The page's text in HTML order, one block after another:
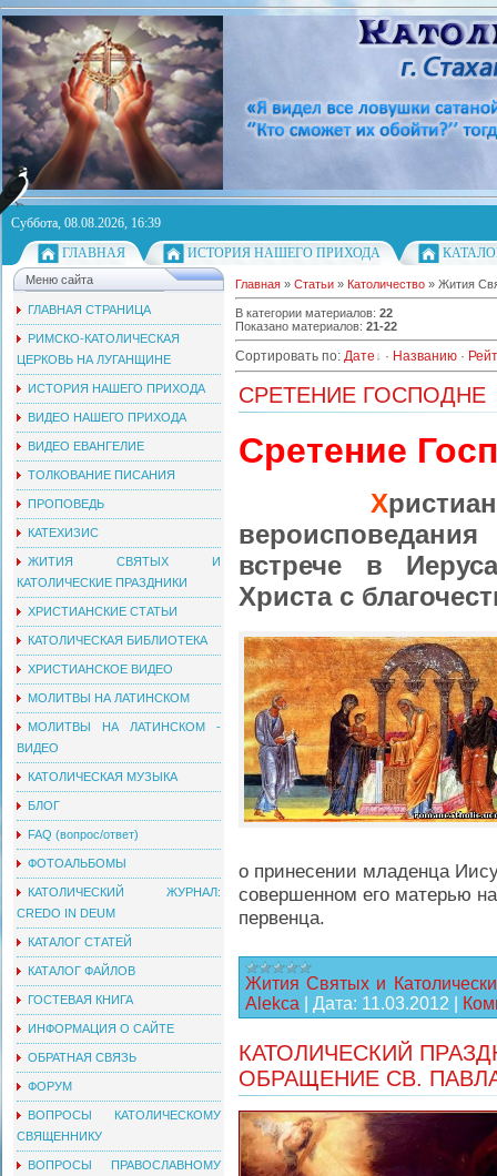
Суббота, 08.08.2026, 16:39
ГЛАВНАЯ
ИСТОРИЯ НАШЕГО ПРИХОДА
Меню сайта
ГЛАВНАЯ СТРАНИЦА
РИМСКО-КАТОЛИЧЕСКАЯ
ЦЕРКОВЬ НА ЛУГАНЩИНЕ
ИСТОРИЯ НАШЕГО ПРИХОДА
ВИДЕО НАШЕГО ПРИХОДА
ВИДЕО ЕВАНГЕЛИЕ
ТОЛКОВАНИЕ ПИСАНИЯ
ПРОПОВЕДЬ
КАТЕХИЗИС
ЖИТИЯ СВЯТЫХ И
КАТОЛИЧЕСКИЕ ПРАЗДНИКИ
ХРИСТИАНСКИЕ СТАТЬИ
КАТОЛИЧЕСКАЯ БИБЛИОТЕКА
ХРИСТИАНСКОЕ ВИДЕО
МОЛИТВЫ НА ЛАТИНСКОМ
МОЛИТВЫ НА ЛАТИНСКОМ -
ВИДЕО
КАТОЛИЧЕСКАЯ МУЗЫКА
БЛОГ
FAQ (вопрос/ответ)
ФОТОАЛЬБОМЫ
КАТОЛИЧЕСКИЙ ЖУРНАЛ:
CREDO IN DEUM
КАТАЛОГ СТАТЕЙ
КАТАЛОГ ФАЙЛОВ
ГОСТЕВАЯ КНИГА
ИНФОРМАЦИЯ О САЙТЕ
ОБРАТНАЯ СВЯЗЬ
ФОРУМ
ВОПРОСЫ КАТОЛИЧЕСКОМУ
СВЯЩЕННИКУ
ВОПРОСЫ ПРАВОСЛАВНОМУ
Главная » Статьи » Католичество » Жития
В категории материалов: 22
Показано материалов: 21-22
Сортировать по: Дате · Названию ·
СРЕТЕНИЕ ГОСПОДНЕ
Сретение
Х
встрече в
Христа с
о принесении младенца
совершенном его матерью
первенца.
Жития Святых и
Alekca
Дата: 11.03.2012
КАТОЛИЧЕСКИЙ
ОБРАЩЕНИЕ СВ.